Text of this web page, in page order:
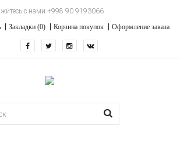
с нами +998 90 9193066
Закладки (0) Корзина покупок Оформление заказа